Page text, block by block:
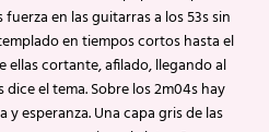
en las guitarras a los 53s sin
en tiempos cortos hasta el
ellas cortante, afilado, llegando al
el tema. Sobre los 2m04s hay
esperanza. Una capa gris de las